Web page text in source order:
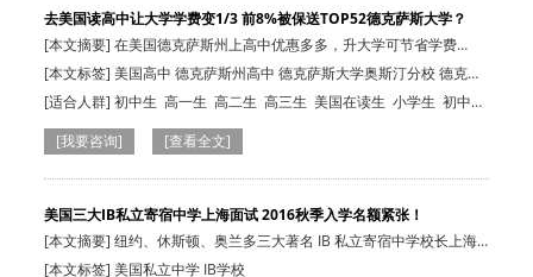
去美国读高中让大学学费变1/3 前8%被保送TOP52德克萨斯大学？
[本文摘要] 在美国德克萨斯州上高中优惠多多，升大学可节省学费
2/3，成绩前8%…
[本文标签] 美国高中 德克萨斯州高中 德克萨斯大学奥斯汀分校 德克萨
斯州
[适合人群] 初中生 高一生 高二生 高三生 美国在读生 小学生 初中
生 高一生 高二生 高三生
[我要咨询] [查看全文]
美国三大IB私立寄宿中学上海面试 2016秋季入学名额紧张！
[本文摘要] 纽约、休斯顿、奥兰多三大著名 IB 私立寄宿中学校长上海
面试，201…
[本文标签] 美国私立中学 IB学校